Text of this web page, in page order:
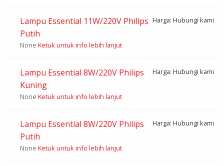
Lampu Essential 11W/220V Philips
Putih
Harga: Hubungi kami
None Ketuk untuk info lebih lanjut
Lampu Essential 8W/220V Philips
Kuning
Harga: Hubungi kami
None Ketuk untuk info lebih lanjut
Lampu Essential 8W/220V Philips
Putih
Harga: Hubungi kami
None Ketuk untuk info lebih lanjut